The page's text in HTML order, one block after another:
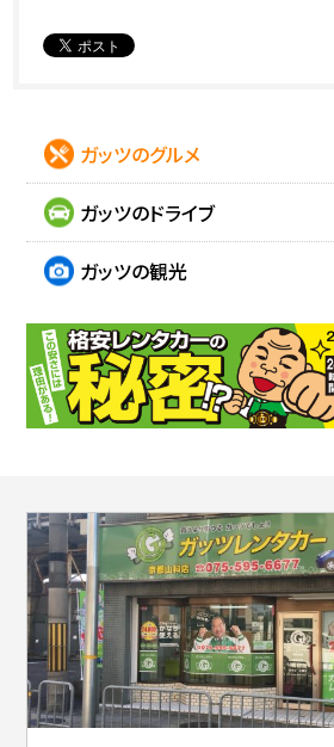
ガッツのグルメ
ガッツのドライブ
ガッツの観光